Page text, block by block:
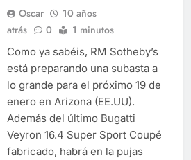
Oscar
10 años
atrás
0 1 minutos
Como ya sabéis, RM Sotheby’s
está preparando una subasta a
lo grande para el próximo 19 de
enero en Arizona (EE.UU).
Además del último Bugatti
Veyron 16.4 Super Sport Coupé
fabricado, habrá en la pujas